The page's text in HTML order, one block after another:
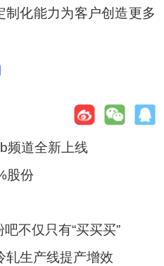
化能力为客户创造更多
频道全新上线
股份
不仅只有“买买买”
轧生产线提产增效